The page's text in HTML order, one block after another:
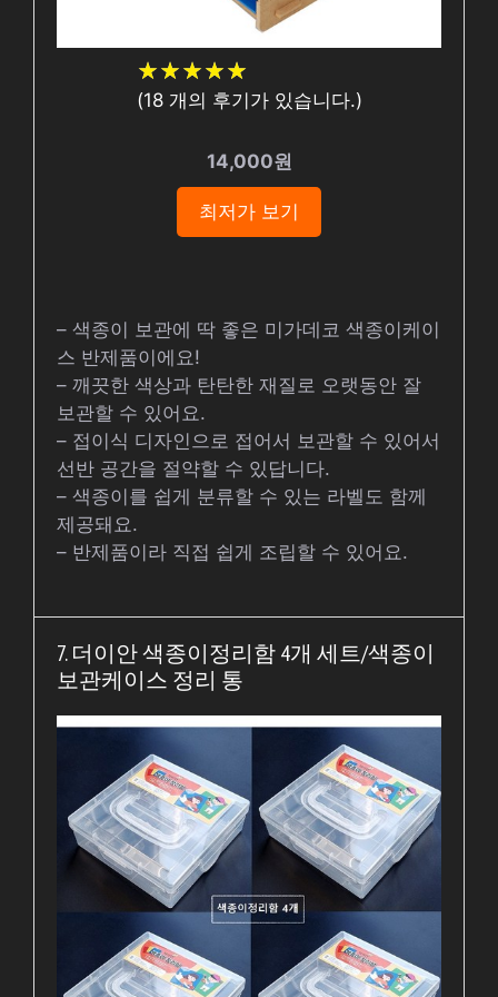
★★★★★
★★★★★
(18개의 후기가 있습니다.)
14,000원
최저가 보기
– 색종이 보관에 딱 좋은 미가데코 색종이케이
스 반제품이에요!
– 깨끗한 색상과 탄탄한 재질로 오랫동안 잘
보관할 수 있어요.
– 접이식 디자인으로 접어서 보관할 수 있어서
선반 공간을 절약할 수 있답니다.
– 색종이를 쉽게 분류할 수 있는 라벨도 함께
제공돼요.
– 반제품이라 직접 쉽게 조립할 수 있어요.
7. 더이안 색종이정리함 4개 세트/색종이
보관케이스 정리 통